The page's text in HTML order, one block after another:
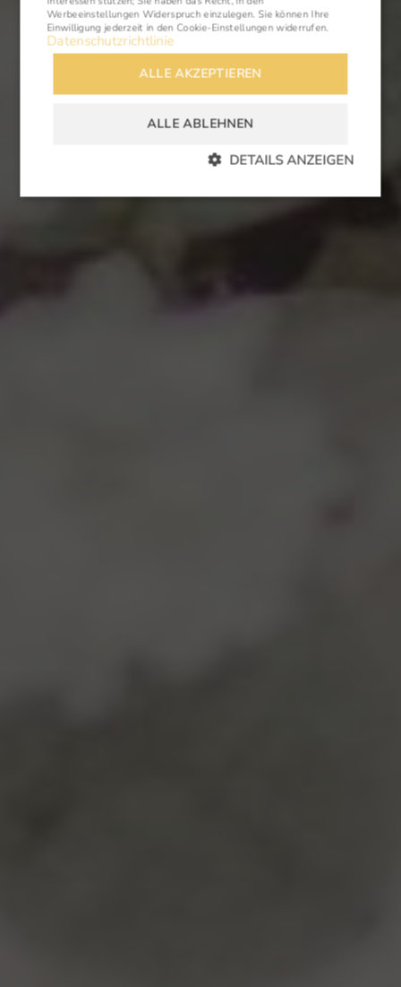
Werbeeinstellungen Widerspruch einzulegen. Sie können Ihre
Einwilligung jederzeit in denCookie-Einstellungen widerrufen.
Datenschutzrichtlinie
ALLE AKZEPTIEREN
ALLE ABLEHNEN
DETAILS ANZEIGEN